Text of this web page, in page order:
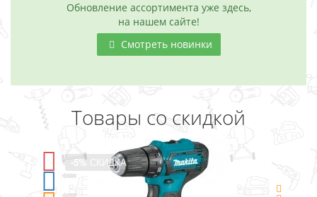
Обновление ассортимента уже здесь,
на нашем сайте!
Смотреть новинки
Товары со скидкой
-5%СКИДКА